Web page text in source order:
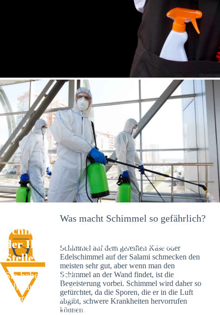
Schimmelexperte in Kirchdorf an
der Iller – Ihr Helfer an Ort und
Stelle
Sie haben kürzlich
schwarze Flecken an
Ihrer Wand entdeckt?
Schlechte Nachrichten:
Was macht Schimmel so gefährlich?
Schimmel auf dem gereiften Käse oder
Edelschimmel auf der Salami schmecken den
meisten sehr gut, aber wenn man den
Schimmel an der Wand findet, ist die
Begeisterung vorbei. Schimmel wird daher so
gefürchtet, da die Sporen, die er in die Luft
abgibt, schwere Krankheiten hervorrufen
können.